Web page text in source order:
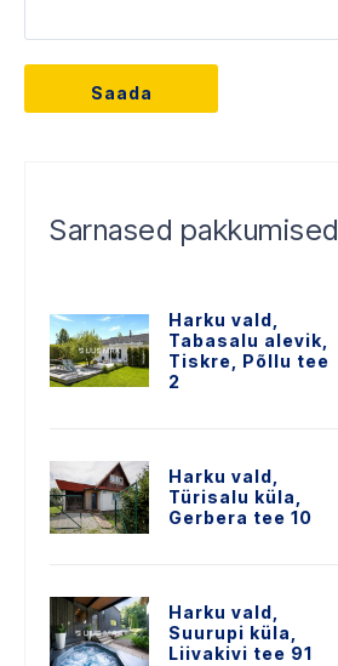
Sarnased pakkumised
Harku vald,
Tabasalu alevik,
Tiskre, Põllu tee
2
Harku vald,
Türisalu küla,
Gerbera tee 10
Harku vald,
Suurupi küla,
Liivakivi tee 91